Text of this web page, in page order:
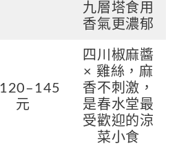
九層塔食用
香氣更濃郁
元
四川椒麻醬
× 雞絲，麻
香不刺激，
是春水堂最
受歡迎的涼
菜小食